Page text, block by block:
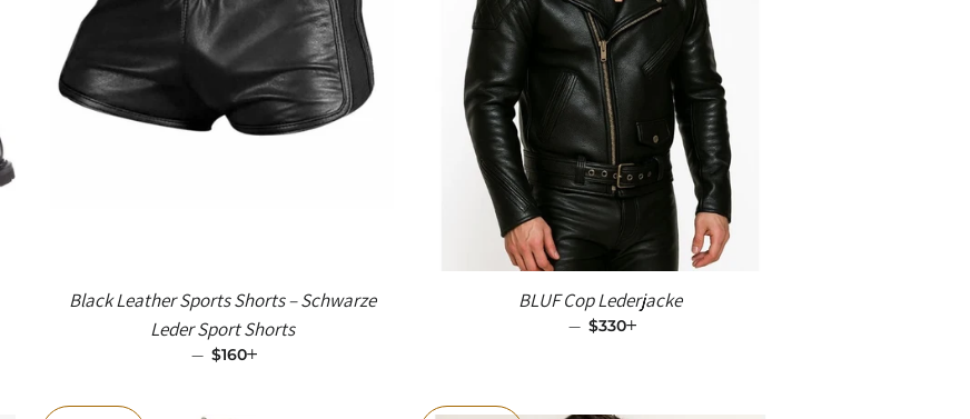
Black Leather Sports Shorts – Schwarze
Leder Sport Shorts
— SALE-PREIS
$160
BLUF Cop Lederjacke
— SALE-PREIS
$330